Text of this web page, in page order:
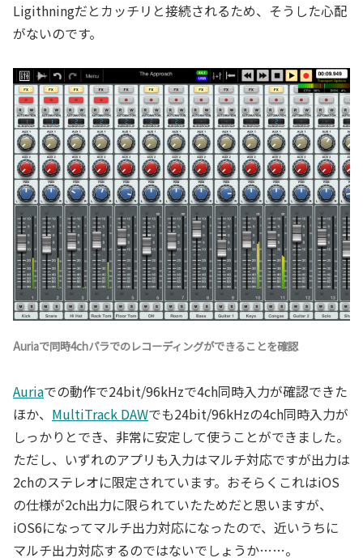
Ligithningだとカッチリと接続されるため、そうした心配
がないのです。
Auriaで同時4chパラでのレコーディングができることを確認
Auriaでの動作で24bit/96kHzで4ch同時入力が確認できた
ほか、 MultiTrack DAWでも24bit/96kHzの4ch同時入力が
しっかりとでき、非常に安定して使うことができました。
ただし、いずれのアプリも入力はマルチ対応ですが出力は
2chのステレオに限定されています。おそらくこれはiOS
の仕様が2ch出力に限られていたためだと思いますが、
iOS6になってマルチ出力対応になったので、近いうちに
マルチ出力対応するのではないでしょうか……。